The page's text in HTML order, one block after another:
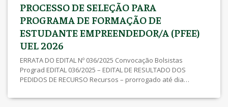
PROCESSO DE SELEÇÃO PARA
PROGRAMA DE FORMAÇÃO DE
ESTUDANTE EMPREENDEDOR/A (PFEE)
UEL 2026
ERRATA DO EDITAL Nº 036/2025 Convocação Bolsistas
Prograd EDITAL 036/2025 – EDITAL DE RESULTADO DOS
PEDIDOS DE RECURSO Recursos – prorrogado até dia
DEFERIDAS E INDEFERIDAS Edital Conjunto SEBEC/Prograd Nº